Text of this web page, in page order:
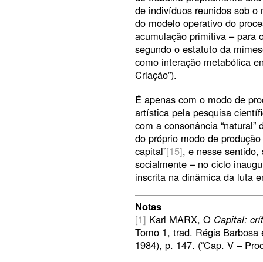
de indivíduos reunidos sob
do modelo operativo do
acumulação primitiva – para
segundo o estatuto da
como interação metabólica
Criação”).
É apenas com o modo de
artística pela pesquisa
com a consonância
do próprio modo de
capital”[15], e nesse sentido,
socialmente – no ciclo
inscrita na dinâmica da luta
Notas
[1] Karl MARX, O Capital:
Tomo 1, trad. Régis
1984), p. 147. (“Cap. V –